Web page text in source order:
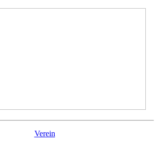
Verein